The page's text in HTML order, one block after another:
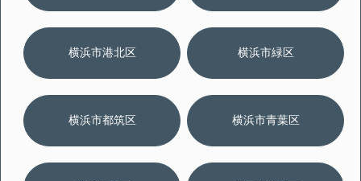
横浜市港北区 横浜市緑区
横浜市都筑区 横浜市青葉区